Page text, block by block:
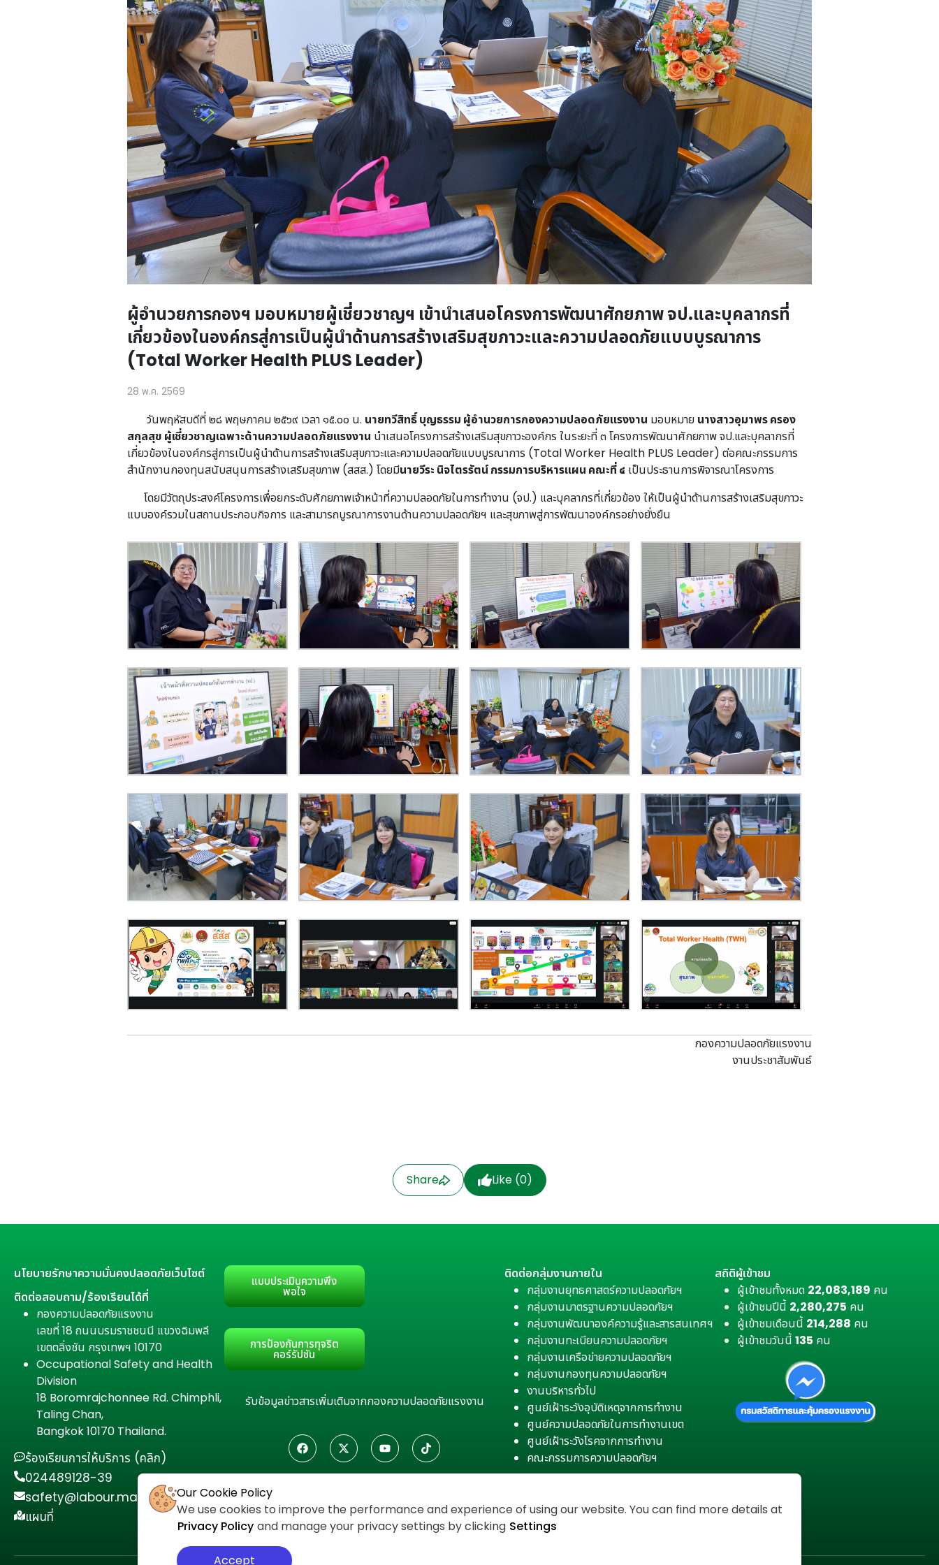
ผู้อำนวยการกองฯ มอบหมายผู้เชี่ยวชาญฯ เข้านำเสนอโครงการพัฒนาศักยภาพ จป.และบุคลากรที่
เกี่ยวข้องในองค์กรสู่การเป็นผู้นำด้านการสร้างเสริมสุขภาวะและความปลอดภัยแบบบูรณาการ
(Total Worker Health PLUS Leader)
28 พ.ค. 2569
วันพฤหัสบดีที่ ๒๘ พฤษภาคม ๒๕๖๙ เวลา ๑๕.๐๐ น. นายทวีสิทธิ์ บุญธรรม ผู้อำนวยการกองความปลอดภัยแรงงาน มอบหมาย นางสาวอุมาพร ครอง
สกุลสุข ผู้เชี่ยวชาญเฉพาะด้านความปลอดภัยแรงงาน นำเสนอโครงการสร้างเสริมสุขภาวะองค์กร ในระยะที่ ๓ โครงการพัฒนาศักยภาพ จป.และบุคลากรที่
เกี่ยวข้องในองค์กรสู่การเป็นผู้นำด้านการสร้างเสริมสุขภาวะและความปลอดภัยแบบบูรณาการ (Total Worker Health PLUS Leader) ต่อคณะกรรมการ
สำนักงานกองทุนสนับสนุนการสร้างเสริมสุขภาพ (สสส.) โดยมีนายวีระ นิจไตรรัตน์ กรรมการบริหารแผน คณะที่ ๔ เป็นประธานการพิจารณาโครงการ
โดยมีวัตถุประสงค์โครงการเพื่อยกระดับศักยภาพเจ้าหน้าที่ความปลอดภัยในการทำงาน (จป.) และบุคลากรที่เกี่ยวข้อง ให้เป็นผู้นำด้านการสร้างเสริมสุขภาวะ
แบบองค์รวมในสถานประกอบกิจการ และสามารถบูรณาการงานด้านความปลอดภัยฯ และสุขภาพสู่การพัฒนาองค์กรอย่างยั่งยืน
กองความปลอดภัยแรงงาน
งานประชาสัมพันธ์
Share Like (0)
นโยบายรักษาความมั่นคงปลอดภัยเว็บไซต์
ติดต่อสอบถาม/ร้องเรียนได้ที่
กองความปลอดภัยแรงงาน
เลขที่ 18 ถนนบรมราชชนนี แขวงฉิมพลี
เขตตลิ่งชัน กรุงเทพฯ 10170
Occupational Safety and Health
Division
18 Boromrajchonnee Rd. Chimphli,
Taling Chan,
Bangkok 10170 Thailand.
ร้องเรียนการให้บริการ (คลิก)
024489128-39
safety@labour.mail.go.th
แผนที่
แบบประเมินความพึง
พอใจ
การป้องกันการทุจริต
คอร์รัปชัน
รับข้อมูลข่าวสารเพิ่มเติมจากกองความปลอดภัยแรงงาน
ติดต่อกลุ่มงานภายใน
กลุ่มงานยุทธศาสตร์ความปลอดภัยฯ
กลุ่มงานมาตรฐานความปลอดภัยฯ
กลุ่มงานพัฒนาองค์ความรู้และสารสนเทศฯ
กลุ่มงานทะเบียนความปลอดภัยฯ
กลุ่มงานเครือข่ายความปลอดภัยฯ
กลุ่มงานกองทุนความปลอดภัยฯ
งานบริหารทั่วไป
ศูนย์เฝ้าระวังอุบัติเหตุจากการทำงาน
ศูนย์ความปลอดภัยในการทำงานเขต
ศูนย์เฝ้าระวังโรคจากการทำงาน
คณะกรรมการความปลอดภัยฯ
สถิติผู้เข้าชม
ผู้เข้าชมทั้งหมด 22,083,189 คน
ผู้เข้าชมปีนี้ 2,280,275 คน
ผู้เข้าชมเดือนนี้ 214,288 คน
ผู้เข้าชมวันนี้135 คน
Our Cookie Policy
We use cookies to improve the performance and experience of using our website. You can find more details at
Privacy Policy and manage your privacy settings by clicking Settings
Accept